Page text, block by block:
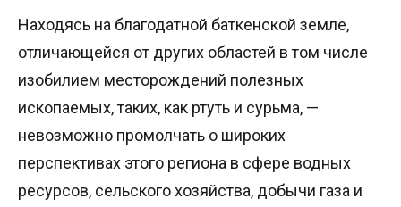
Находясь на благодатной баткенской земле,
отличающейся от других областей в том числе
изобилием месторождений полезных
ископаемых, таких, как ртуть и сурьма, —
невозможно промолчать о широких
перспективах этого региона в сфере водных
ресурсов, сельского хозяйства, добычи газа и